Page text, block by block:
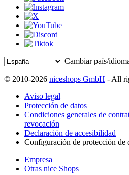
Cambiar país/
© 2010-2026 niceshops GmbH - All
Aviso legal
Protección de datos
Condiciones generales de
revocación
Declaración de accesibilidad
Configuración de protección de
Empresa
Otras nice Shops